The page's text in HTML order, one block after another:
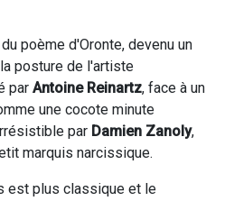
poème d'Oronte, devenu un
posture de l'artiste
par Antoine Reinartz, face à un
une cocote minute
par Damien Zanoly,
marquis narcissique.
est plus classique et le